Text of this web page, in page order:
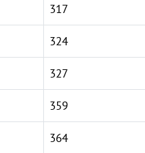
317
324
327
359
364